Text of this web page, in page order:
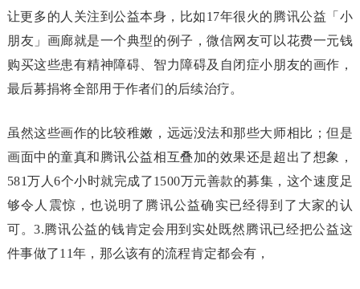
让更多的人关注到公益本身，比如17年很火的腾讯公益「小
朋友」画廊就是一个典型的例子，微信网友可以花费一元钱
购买这些患有精神障碍、智力障碍及自闭症小朋友的画作，
最后募捐将全部用于作者们的后续治疗。
虽然这些画作的比较稚嫩，远远没法和那些大师相比；但是
画面中的童真和腾讯公益相互叠加的效果还是超出了想象，
581万人6个小时就完成了1500万元善款的募集，这个速度足
够令人震惊，也说明了腾讯公益确实已经得到了大家的认
可。3.腾讯公益的钱肯定会用到实处既然腾讯已经把公益这
件事做了11年，那么该有的流程肯定都会有，